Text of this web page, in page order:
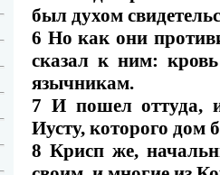
был духом
6 Но как они
сказал к ним:
язычникам.
7 И пошел оттуда,
Иусту, которого дом
8 Крисп же,